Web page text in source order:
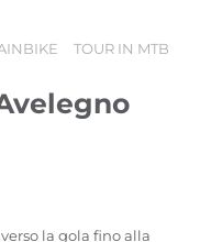
TOUR IN MTB
la gola fino alla